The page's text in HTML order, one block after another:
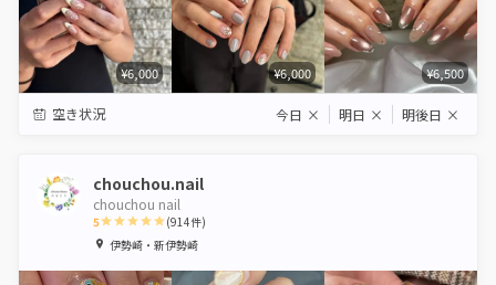
¥6,000 ¥6,000 ¥6,500
空き状況 今日 × 明日 × 明後日 ×
chouchou.nail
chouchou nail
5
1 2 3 4 5
(914件)
伊勢崎・新伊勢崎